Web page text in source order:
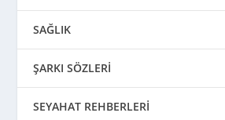
SAĞLIK
ŞARKI SÖZLERİ
SEYAHAT REHBERLERİ